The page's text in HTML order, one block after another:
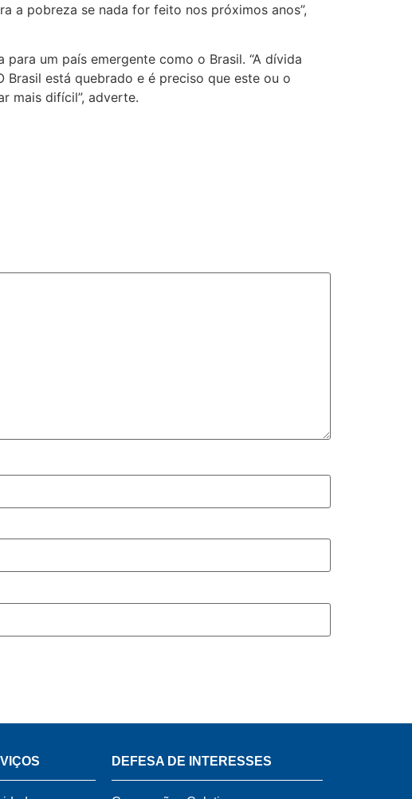
a pobreza se nada for feito nos próximos anos”,
um país emergente como o Brasil. “A dívida
está quebrado e é preciso que este ou o
mais difícil”, adverte.
DEFESA DE INTERESSES